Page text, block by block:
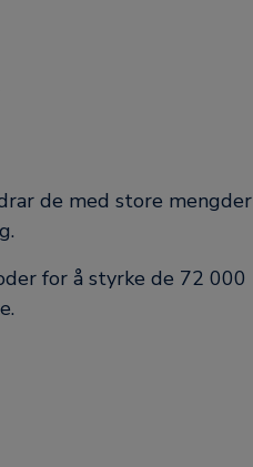
de med store mengder
for å styrke de 72 000